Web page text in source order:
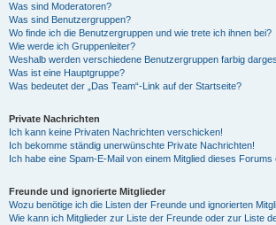
Was sind Moderatoren?
Was sind Benutzergruppen?
Wo finde ich die Benutzergruppen und wie trete ich ihnen bei?
Wie werde ich Gruppenleiter?
Weshalb werden verschiedene Benutzergruppen farbig
Was ist eine Hauptgruppe?
Was bedeutet der „Das Team“-Link auf der Startseite?
Private Nachrichten
Ich kann keine Privaten Nachrichten verschicken!
Ich bekomme ständig unerwünschte Private Nachrichten!
Ich habe eine Spam-E-Mail von einem Mitglied dieses Forums
Freunde und ignorierte Mitglieder
Wozu benötige ich die Listen der Freunde und ignorierten
Wie kann ich Mitglieder zur Liste der Freunde oder zur Liste